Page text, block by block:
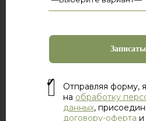
Отправляя форму,
на обработку
данных,
договору-оферта и